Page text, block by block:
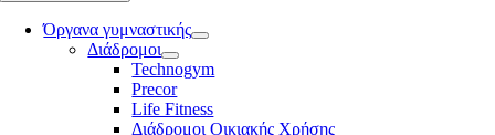
Όργανα γυμναστικής
Διάδρομοι
Technogym
Precor
Life Fitness
Διάδρομοι Οικιακής Χρήσης